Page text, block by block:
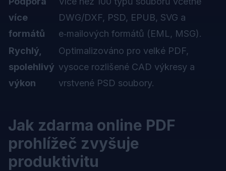
více
formátů
DWG/DXF, PSD, EPUB, SVG a
e‑mailových formátů (EML, MSG).
Rychlý,
spolehlivý
výkon
Optimalizováno pro velké PDF,
vysoce rozlišené CAD výkresy a
vrstvené PSD soubory.
Jak zdarma online PDF
prohlížeč zvyšuje
produktivitu